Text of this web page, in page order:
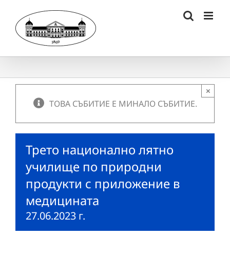
content
ТОВА СЪБИТИЕ Е МИНАЛО СЪБИТИЕ.
×
Трето национално лятно
училище по природни
продукти с приложение в
медицината
27.06.2023 г.